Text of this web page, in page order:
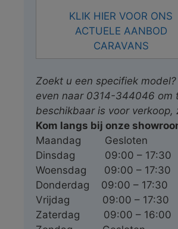
KLIK HIER VOOR ONS
ACTUELE AANBOD
CARAVANS
Zoekt u een specifiek
even naar 0314-344046 om
beschikbaar is voor
Kom langs bij onze
Maandag Gesloten
Dinsdag 09:00 – 17:30
Woensdag 09:00 – 17:30
Donderdag 09:00 – 17:30
Vrijdag 09:00 – 17:30
Zaterdag 09:00 – 16:00